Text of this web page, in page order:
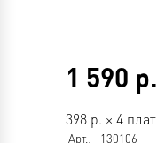
1 590 р.
398 р. × 4
Арт.:
130106